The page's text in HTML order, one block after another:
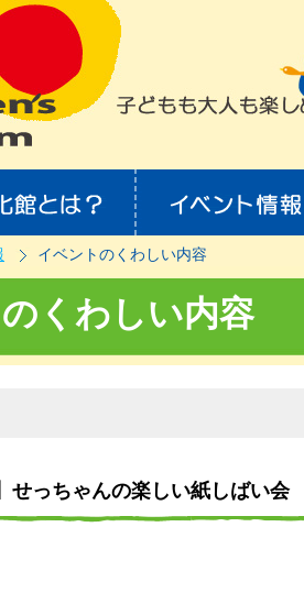
イベントのくわしい内容
くわしい内容
せっちゃんの楽しい紙しばい会